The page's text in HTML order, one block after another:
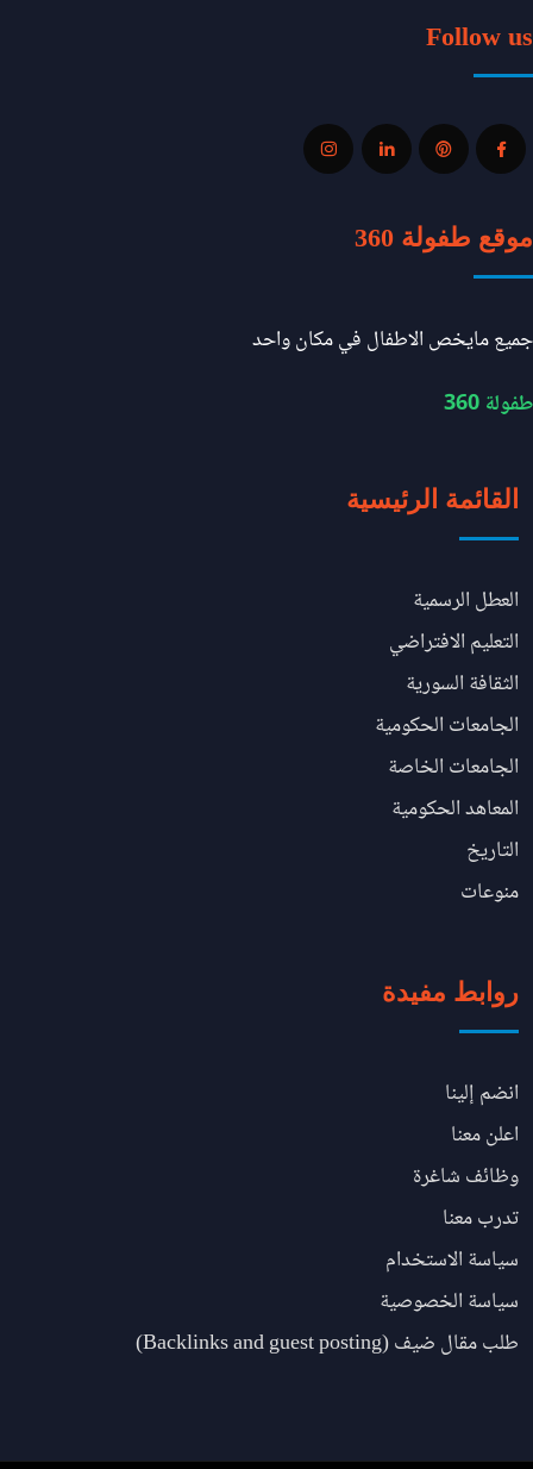
Follow us
موقع طفولة 360
جميع مايخص الاطفال في مكان واحد
طفولة 360
القائمة الرئيسية
العطل الرسمية
التعليم الافتراضي
الثقافة السورية
الجامعات الحكومية
الجامعات الخاصة
المعاهد الحكومية
التاريخ
منوعات
روابط مفيدة
انضم إلينا
اعلن معنا
وظائف شاغرة
تدرب معنا
سياسة الاستخدام
سياسة الخصوصية
طلب مقال ضيف (Backlinks and guest posting)